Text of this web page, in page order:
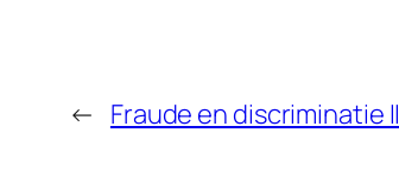
← Fraude en discriminatie II